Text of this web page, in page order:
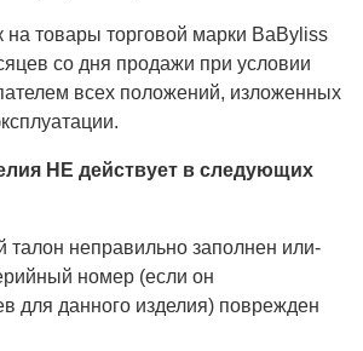
на товары торговой марки BaByliss
со дня продажи при условии
всех положений, изложенных
НЕ действует в следующих
талон неправильно заполнен или-
номер (если он
для данного изделия) поврежден